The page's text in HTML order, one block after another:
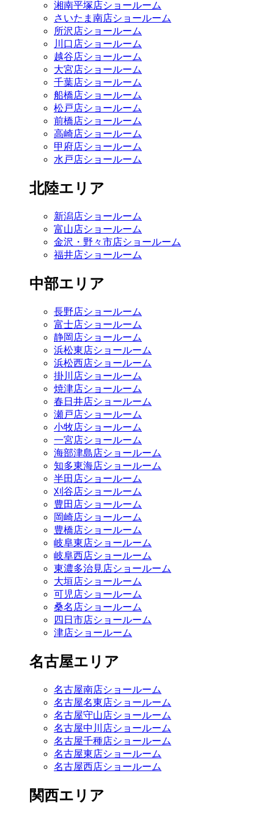
湘南平塚店ショールーム
さいたま南店ショールーム
所沢店ショールーム
川口店ショールーム
越谷店ショールーム
大宮店ショールーム
千葉店ショールーム
船橋店ショールーム
松戸店ショールーム
前橋店ショールーム
高崎店ショールーム
甲府店ショールーム
水戸店ショールーム
北陸エリア
新潟店ショールーム
富山店ショールーム
金沢・野々市店ショールーム
福井店ショールーム
中部エリア
長野店ショールーム
富士店ショールーム
静岡店ショールーム
浜松東店ショールーム
浜松西店ショールーム
掛川店ショールーム
焼津店ショールーム
春日井店ショールーム
瀬戸店ショールーム
小牧店ショールーム
一宮店ショールーム
海部津島店ショールーム
知多東海店ショールーム
半田店ショールーム
刈谷店ショールーム
豊田店ショールーム
岡崎店ショールーム
豊橋店ショールーム
岐阜東店ショールーム
岐阜西店ショールーム
東濃多治見店ショールーム
大垣店ショールーム
可児店ショールーム
桑名店ショールーム
四日市店ショールーム
津店ショールーム
名古屋エリア
名古屋南店ショールーム
名古屋名東店ショールーム
名古屋守山店ショールーム
名古屋中川店ショールーム
名古屋千種店ショールーム
名古屋東店ショールーム
名古屋西店ショールーム
関西エリア